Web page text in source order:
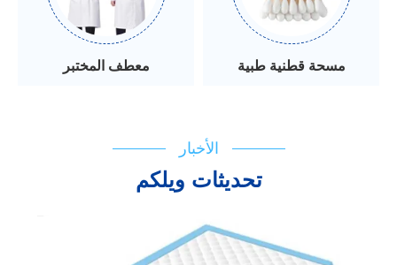
معطف المختبر مسحة قطنية طبية
الأخبار
تحديثات ويلكم